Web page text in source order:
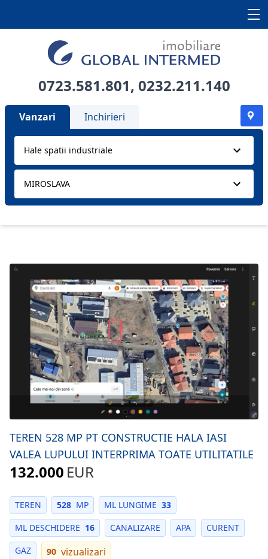
0723.581.801, 0232.211.140
Vanzari Inchirieri
Hale spatii industriale
MIROSLAVA
TEREN 528 MP PT CONSTRUCTIE HALA IASI
VALEA LUPULUI INTERPRIMA TOATE UTILITATILE
132.000 EUR
TEREN MP
528 ML LUNGIME 33
ML DESCHIDERE 16 CANALIZARE APA
CURENT
GAZ
vizualizari
90